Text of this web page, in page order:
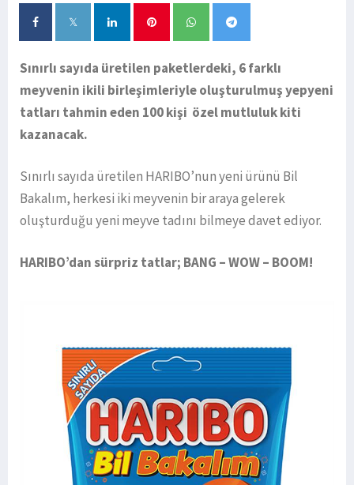
Sınırlı sayıda üretilen paketlerdeki, 6 farklı
meyvenin ikili birleşimleriyle oluşturulmuş yepyeni
tatları tahmin eden 100 kişi özel mutluluk kiti
kazanacak.
Sınırlı sayıda üretilen HARIBO’nun yeni ürünü Bil
Bakalım, herkesi iki meyvenin bir araya gelerek
oluşturduğu yeni meyve tadını bilmeye davet ediyor.
HARIBO’dan sürpriz tatlar; BANG – WOW – BOOM!